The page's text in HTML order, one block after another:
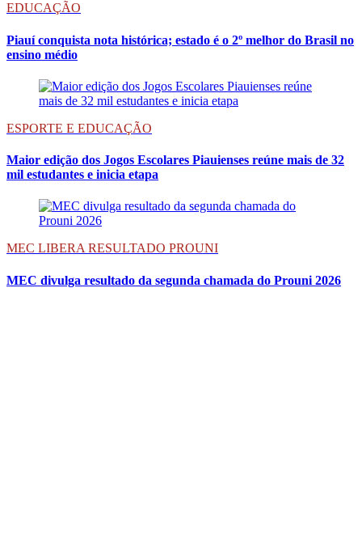
EDUCAÇÃO
Piauí conquista nota histórica; estado é o 2º melhor do Brasil no
ensino médio
ESPORTE E EDUCAÇÃO
Maior edição dos Jogos Escolares Piauienses reúne mais de 32
mil estudantes e inicia etapa
MEC LIBERA RESULTADO PROUNI
MEC divulga resultado da segunda chamada do Prouni 2026